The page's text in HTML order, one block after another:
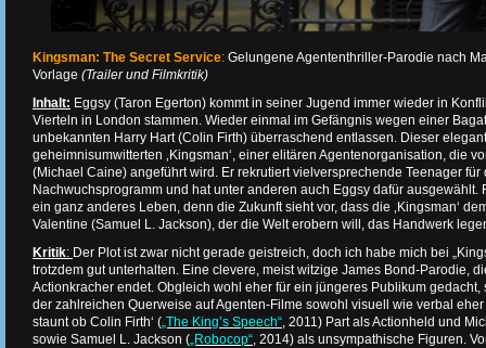
Kingsman: The Secret Service: Gelungene Agententhriller-Parodie nach
Vorlage (Trailer und Filmkritik)
Inhalt: Eggsy (Taron Egerton) kommt in seiner Jugend immer wieder in
Vierteln in London stammen. Wieder einmal im Gefängnis wegen einer
unbekannten Harry Hart (Colin Firth) überraschend entlassen. Dieser
geheimnisumwitterten ‚Kingsman‘, einer elitären Agentenorganisation, die
(Michael Caine) angeführt wird. Er rekrutiert vielversprechende Teenager
Nachwuchsprogramm und hat unter anderen auch Eggsy dafür ausgewählt.
ein ganz anderes Leben, denn die Zukunft sieht vor, dass die ‚Kingsman‘
Valentine (Samuel L. Jackson), der die Welt erobern will, das Handwerk
Kritik: Der Plot ist zwar nicht gerade geistreich, doch ich habe mich bei
trotzdem gut unterhalten. Eine clevere, meist witzige James Bond-Parodie,
Actionkracher endet. Obgleich wohl eher für ein jüngeres Publikum
der zahlreichen Querweise auf Agenten-Filme sowohl visuell wie verbal
staunt ob Colin Firth‘ („The King’s Speech“, 2011) Part als Actionheld und
sowie Samuel L. Jackson („Robocop“, 2014) als unsympathische Figuren.